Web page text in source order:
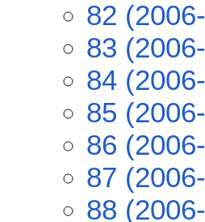
82
83
84
85
86
87
88